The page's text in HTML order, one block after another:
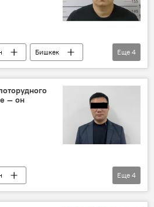
Бишкек
ГУВД Бишкека
Еще 4
— он
Еще 4